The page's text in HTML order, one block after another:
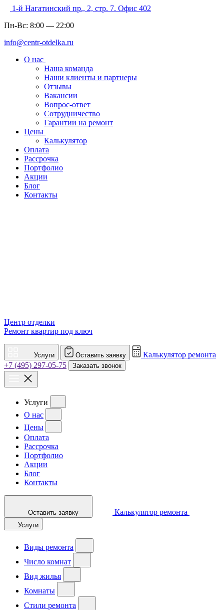
1-й Нагатинский пр., 2, стр. 7. Офис 402
Пн-Вс: 8:00 — 22:00
info@centr-otdelka.ru
О нас
Наша команда
Наши клиенты и партнеры
Отзывы
Вакансии
Вопрос-ответ
Сотрудничество
Гарантии на ремонт
Цены
Калькулятор
Оплата
Рассрочка
Портфолио
Акции
Блог
Контакты
Центр отделки
Ремонт квартир под ключ
Услуги Оставить заявку
Калькулятор ремонта
+7 (495) 297-05-75
Заказать звонок
Услуги
О нас
Цены
Оплата
Рассрочка
Портфолио
Акции
Блог
Контакты
Оставить заявку Калькулятор ремонта
Услуги
Виды ремонта
Число комнат
Вид жилья
Комнаты
Стили ремонта